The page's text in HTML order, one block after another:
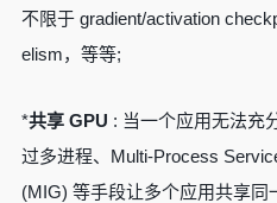
不限于 gradient/activation
elism，等等;
*共享 GPU : 当一个应用无法充
过多进程、Multi-Process
(MIG) 等手段让多个应用共享